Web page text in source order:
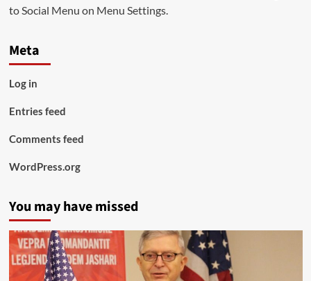
to Social Menu on Menu Settings.
Meta
Log in
Entries feed
Comments feed
WordPress.org
You may have missed